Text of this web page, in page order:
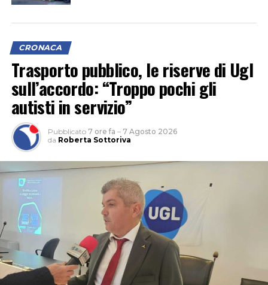
CRONACA
Trasporto pubblico, le riserve di Ugl
sull’accordo: “Troppo pochi gli
autisti in servizio”
Pubblicato 7 ore fa – 7 Agosto 2026
da Roberta Sottoriva